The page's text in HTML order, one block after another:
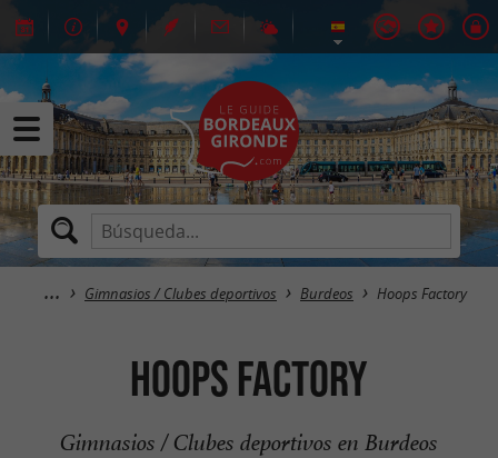
Gimnasios / Clubes deportivos Burdeos Hoops Factory
Hoops Factory
Gimnasios / Clubes deportivos en Burdeos